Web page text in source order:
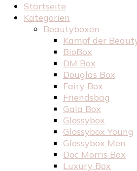
Startseite
Kategorien
Beautyboxen
Kampf der
BioBox
DM Box
Douglas Box
Fairy Box
Friendsbag
Gala Box
Glossybox
Glossybox Young
Glossybox Men
Doc Morris Box
Luxury Box